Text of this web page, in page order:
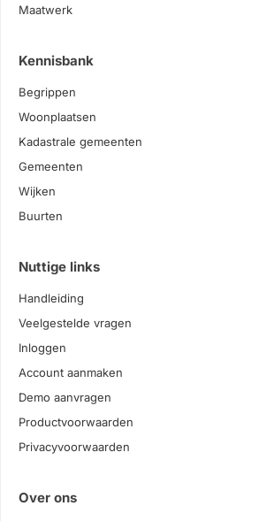
Maatwerk
Kennisbank
Begrippen
Woonplaatsen
Kadastrale gemeenten
Gemeenten
Wijken
Buurten
Nuttige links
Handleiding
Veelgestelde vragen
Inloggen
Account aanmaken
Demo aanvragen
Productvoorwaarden
Privacyvoorwaarden
Over ons